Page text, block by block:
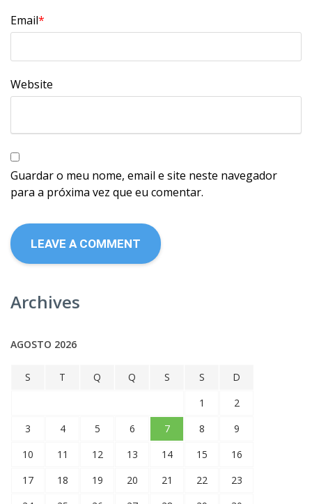
Email*
Website
Guardar o meu nome, email e site neste navegador
para a próxima vez que eu comentar.
Archives
AGOSTO 2026
S T Q Q S S
D
1
2
3
4 5 6 7 8
9
10
11 12 13 14 15
16
17
18 19 20 21 22
23